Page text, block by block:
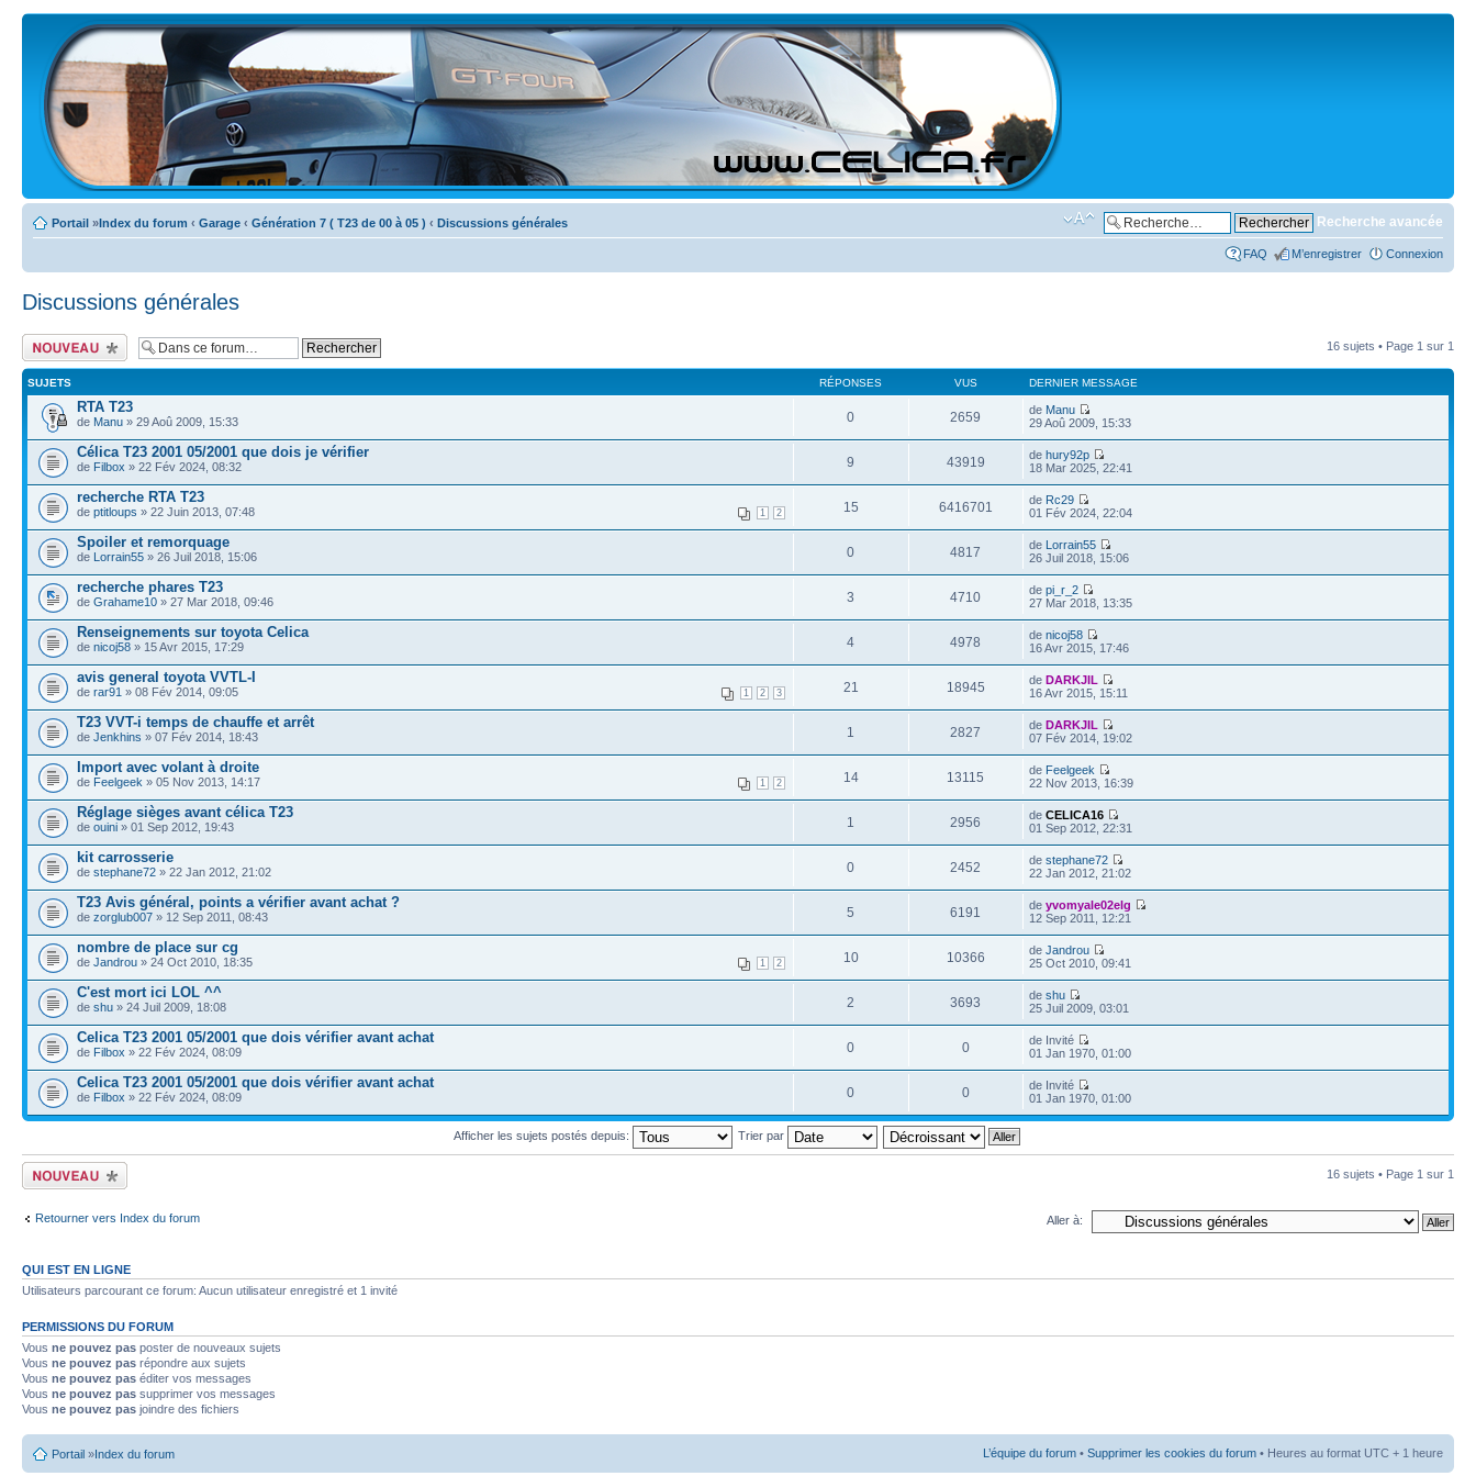
Portail »Index du forum ‹ Garage ‹ Génération 7 ( T23 de 00 à 05 ) ‹ Discussions générales Recherche avancée
FAQ M’enregistrer Connexion
Discussions générales
Ecrire un nouveau
sujet
16 sujets • Page 1 sur 1
SUJETS RÉPONSES VUS DERNIER MESSAGE
RTA T23
de Manu » 29 Aoû 2009, 15:33 0 2659 de Manu
29 Aoû 2009, 15:33
Célica T23 2001 05/2001 que dois je vérifier
de Filbox » 22 Fév 2024, 08:32 9 43919 dehury92p
18 Mar 2025, 22:41
recherche RTA T23
1 2
de ptitloups » 22 Juin 2013, 07:48 15 6416701 de Rc29
01 Fév 2024, 22:04
Spoiler et remorquage
de Lorrain55 » 26 Juil 2018, 15:06 0 4817 de Lorrain55
26 Juil 2018, 15:06
recherche phares T23
de Grahame10 » 27 Mar 2018, 09:46 3 4710 depi_r_2
27 Mar 2018, 13:35
Renseignements sur toyota Celica
de nicoj58 » 15 Avr 2015, 17:29 4 4978 denicoj58
16 Avr 2015, 17:46
avis general toyota VVTL-I
1 2 3
de rar91 » 08 Fév 2014, 09:05 21 18945 deDARKJIL
16 Avr 2015, 15:11
T23 VVT-i temps de chauffe et arrêt
de Jenkhins » 07 Fév 2014, 18:43 1 2827 deDARKJIL
07 Fév 2014, 19:02
Import avec volant à droite
1 2
de Feelgeek » 05 Nov 2013, 14:17 14 13115 de Feelgeek
22 Nov 2013, 16:39
Réglage sièges avant célica T23
de ouini » 01 Sep 2012, 19:43 1 2956 deCELICA16
01 Sep 2012, 22:31
kit carrosserie
de stephane72 » 22 Jan 2012, 21:02 0 2452 destephane72
22 Jan 2012, 21:02
T23 Avis général, points a vérifier avant achat ?
de zorglub007 » 12 Sep 2011, 08:43 5 6191 deyvomyale02elg
12 Sep 2011, 12:21
nombre de place sur cg
1 2
de Jandrou » 24 Oct 2010, 18:35 10 10366 deJandrou
25 Oct 2010, 09:41
C'est mort ici LOL ^^
de shu » 24 Juil 2009, 18:08 2 3693 deshu
25 Juil 2009, 03:01
Celica T23 2001 05/2001 que dois vérifier avant achat
de Filbox » 22 Fév 2024, 08:09 0 0
de Invité
01 Jan 1970, 01:00
Celica T23 2001 05/2001 que dois vérifier avant achat
de Filbox » 22 Fév 2024, 08:09 0 0
de Invité
01 Jan 1970, 01:00
Afficher les sujets postés depuis: Trier par
Ecrire un nouveau
sujet
16 sujets • Page 1 sur 1
Retourner vers Index du forum Aller à:
QUI EST EN LIGNE
Utilisateurs parcourant ce forum: Aucun utilisateur enregistré et 1 invité
PERMISSIONS DU FORUM
Vous ne pouvez pas poster de nouveaux sujets
Vous ne pouvez pas répondre aux sujets
Vous ne pouvez pas éditer vos messages
Vous ne pouvez pas supprimer vos messages
Vous ne pouvez pas joindre des fichiers
Portail »Index du forum L’équipe du forum • Supprimer les cookies du forum • Heures au format UTC + 1 heure